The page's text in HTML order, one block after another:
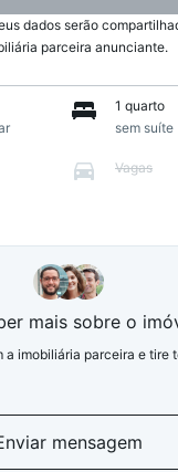
dados serão
parceira anunciante.
1 quarto
sem suíte
Vagas
mais sobre o
a imobiliária parceira e tire
mensagem